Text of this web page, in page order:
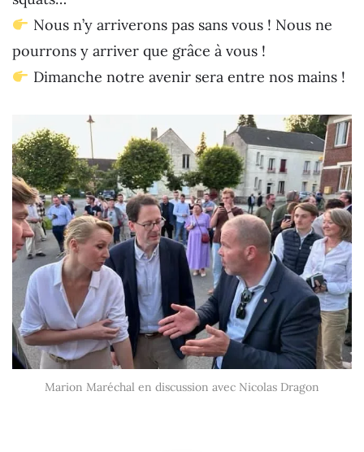
Nous n’y arriverons pas sans vous ! Nous ne
pourrons y arriver que grâce à vous !
Dimanche notre avenir sera entre nos mains !
Marion Maréchal en discussion avec Nicolas Dragon